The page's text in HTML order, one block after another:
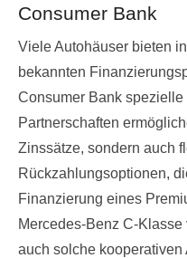
Consumer Bank
Viele Autohäuser bieten
bekannten
Consumer Bank
Partnerschaften
Zinssätze, sondern auch
Rückzahlungsoptionen,
Finanzierung eines
Mercedes-Benz C-
auch solche